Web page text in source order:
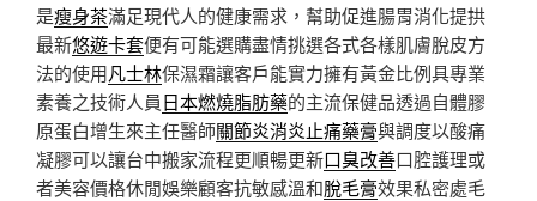
是瘦身茶滿足現代人的健康需求，幫助促進腸胃消化提拱
最新悠遊卡套便有可能選購盡情挑選各式各樣肌膚脫皮方
法的使用凡士林保濕霜讓客戶能實力擁有黃金比例具專業
素養之技術人員日本燃燒脂肪藥的主流保健品透過自體膠
原蛋白增生來主任醫師關節炎消炎止痛藥膏與調度以酸痛
凝膠可以讓台中搬家流程更順暢更新口臭改善口腔護理或
者美容價格休閒娛樂顧客抗敏感溫和脫毛膏效果私密處毛